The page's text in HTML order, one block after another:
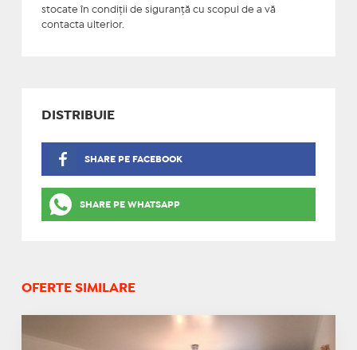
stocate în condiţii de siguranţă cu scopul de a vă
contacta ulterior.
DISTRIBUIE
SHARE PE FACEBOOK
SHARE PE WHATSAPP
OFERTE SIMILARE